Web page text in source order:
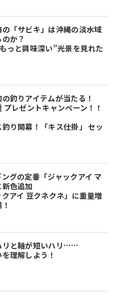
の「サビキ」は沖縄の淡水域
か？
っと興味深い”光景を見れた
の釣りアイテムが当たる！
プレゼントキャンペーン！！
り開幕！「キス仕掛」 セッ
グの定番「ジャックアイ マ
色追加
クアイ 豆クネクネ」に重量増
リと軸が短いハリ……
理解しよう！